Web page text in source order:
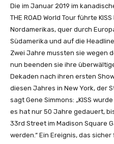
Die im Januar 2019 im
THE ROAD World Tour führte
Nordamerikas, quer durch
Südamerika und auf die
Zwei Jahre mussten sie wegen
nun beenden sie ihre
Dekaden nach ihren ersten
diesen Jahres in New York, der
sagt Gene Simmons: „KISS
es hat nur 50 Jahre gedauert,
33rd Street im Madison Square
werden.“ Ein Ereignis, das